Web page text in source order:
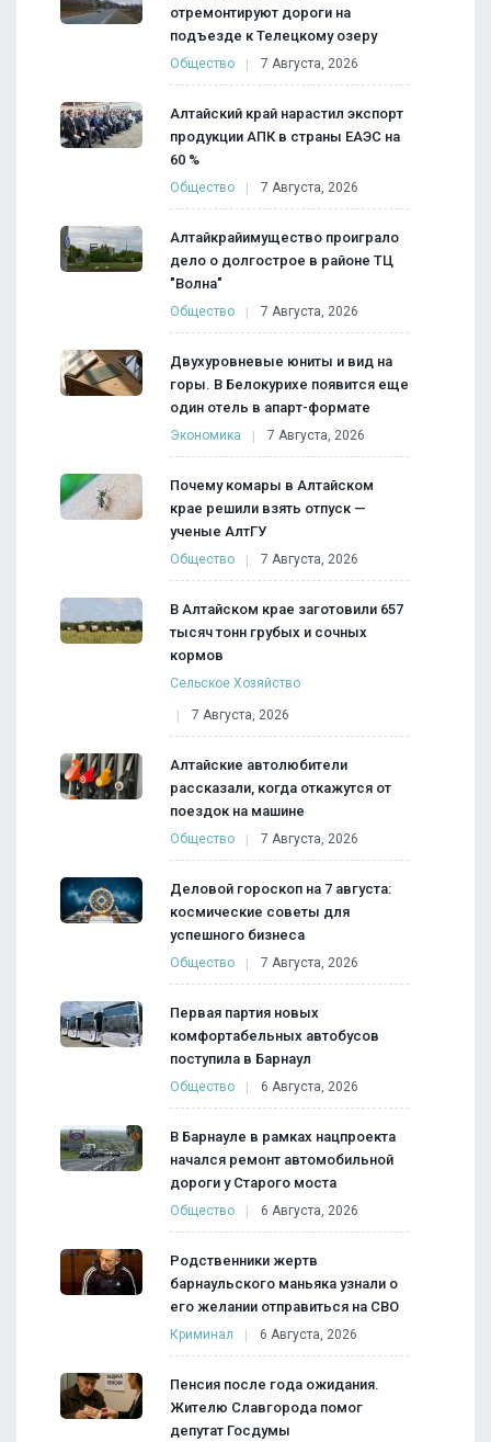
отремонтируют дороги на
подъезде к Телецкому озеру
Общество 7 Августа, 2026
Алтайский край нарастил экспорт
продукции АПК в страны ЕАЭС на
60 %
Общество 7 Августа, 2026
Алтайкрайимущество проиграло
дело о долгострое в районе ТЦ
"Волна"
Общество 7 Августа, 2026
Двухуровневые юниты и вид на
горы. В Белокурихе появится еще
один отель в апарт-формате
Экономика 7 Августа, 2026
Почему комары в Алтайском
крае решили взять отпуск —
ученые АлтГУ
Общество 7 Августа, 2026
В Алтайском крае заготовили 657
тысяч тонн грубых и сочных
кормов
Сельское Хозяйство
7 Августа, 2026
Алтайские автолюбители
рассказали, когда откажутся от
поездок на машине
Общество 7 Августа, 2026
Деловой гороскоп на 7 августа:
космические советы для
успешного бизнеса
Общество 7 Августа, 2026
Первая партия новых
комфортабельных автобусов
поступила в Барнаул
Общество 6 Августа, 2026
В Барнауле в рамках нацпроекта
начался ремонт автомобильной
дороги у Старого моста
Общество 6 Августа, 2026
Родственники жертв
барнаульского маньяка узнали о
его желании отправиться на СВО
Криминал 6 Августа, 2026
Пенсия после года ожидания.
Жителю Славгорода помог
депутат Госдумы